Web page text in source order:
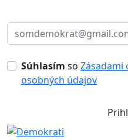
Súhlasím so Zásadami
osobných údajov